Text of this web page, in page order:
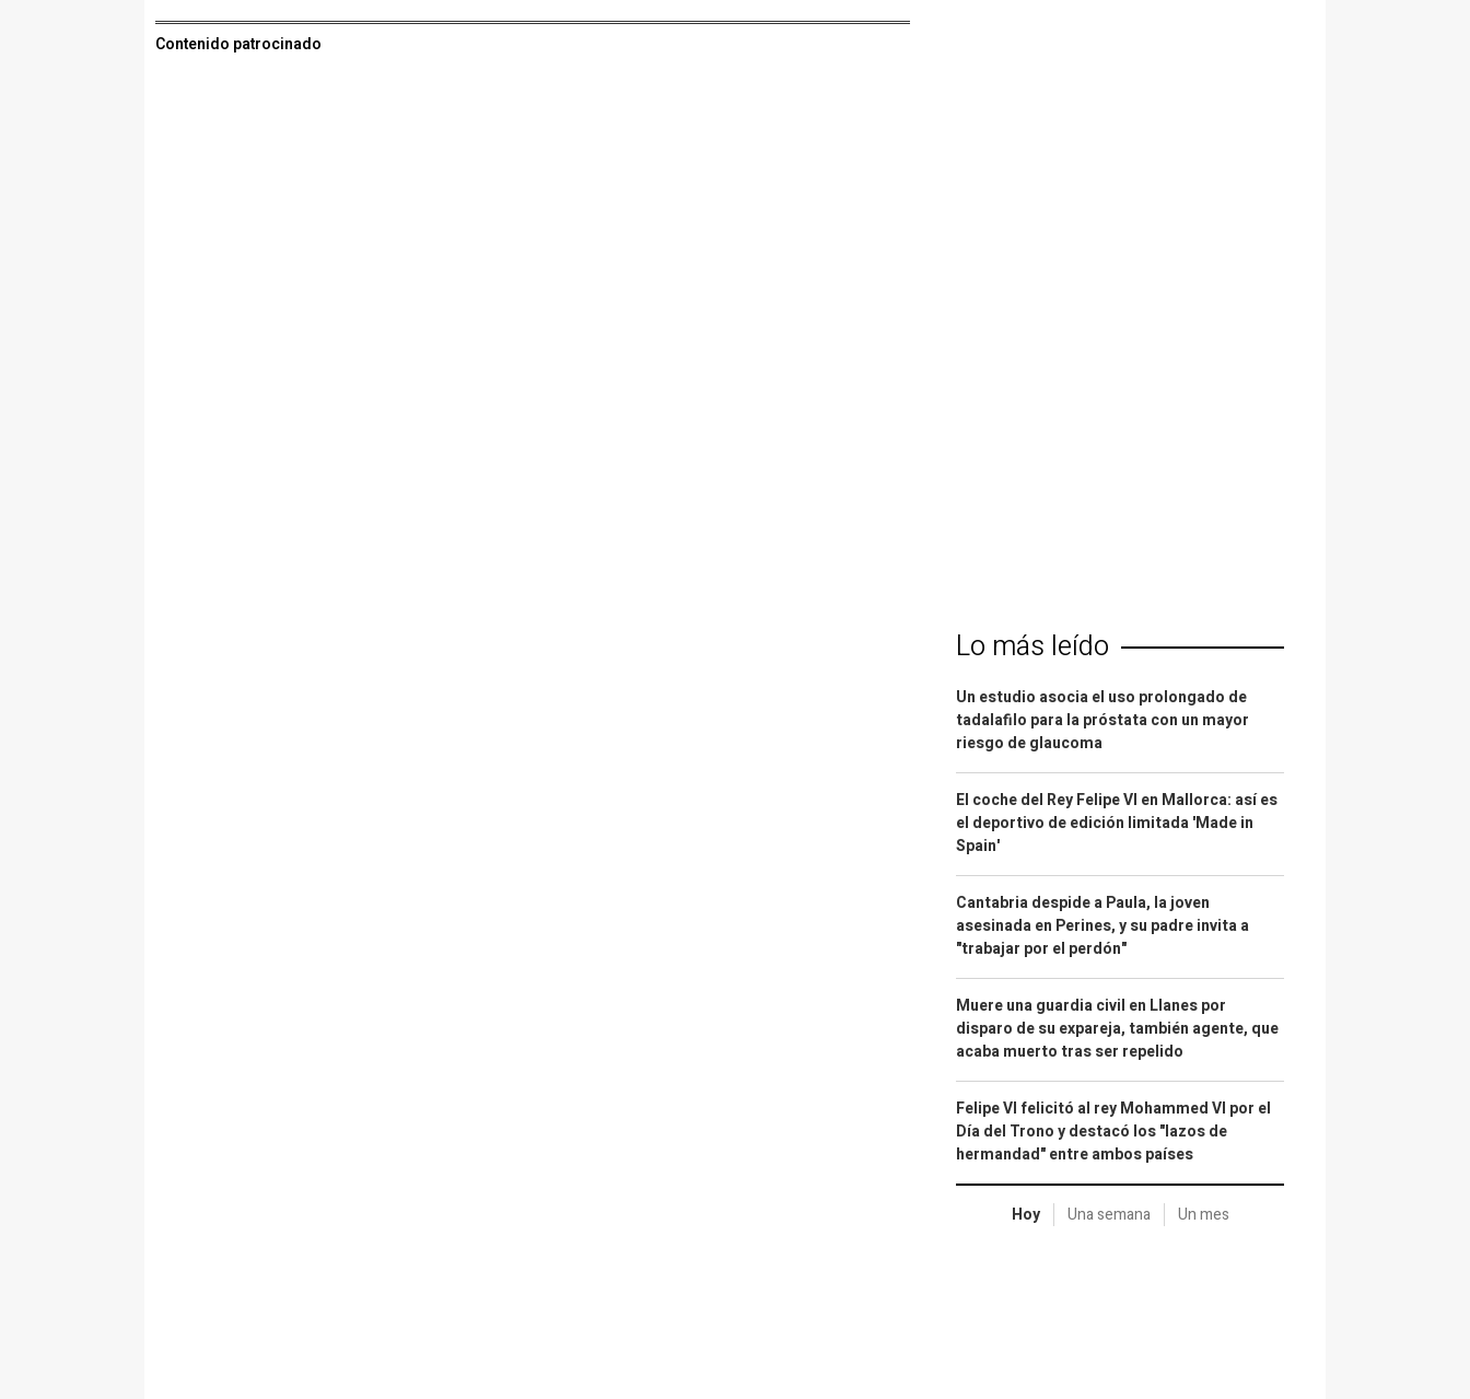
Contenido patrocinado
Lo más leído
Un estudio asocia el uso prolongado de
tadalafilo para la próstata con un mayor
riesgo de glaucoma
El coche del Rey Felipe VI en Mallorca: así es
el deportivo de edición limitada 'Made in
Spain'
Cantabria despide a Paula, la joven
asesinada en Perines, y su padre invita a
"trabajar por el perdón"
Muere una guardia civil en Llanes por
disparo de su expareja, también agente, que
acaba muerto tras ser repelido
Felipe VI felicitó al rey Mohammed VI por el
Día del Trono y destacó los "lazos de
hermandad" entre ambos países
Hoy Una semana Un mes